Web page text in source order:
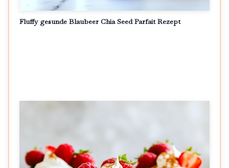
Fluffy gesunde Blaubeer Chia Seed Parfait Rezept